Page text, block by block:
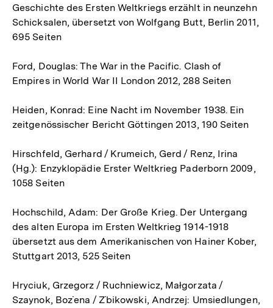
Geschichte des Ersten Weltkriegs erzählt in neunzehn
Schicksalen, übersetzt von Wolfgang Butt, Berlin 2011,
695 Seiten
Ford, Douglas: The War in the Pacific. Clash of
Empires in World War II London 2012, 288 Seiten
Heiden, Konrad: Eine Nacht im November 1938. Ein
zeitgenössischer Bericht Göttingen 2013, 190 Seiten
Hirschfeld, Gerhard / Krumeich, Gerd / Renz, Irina
(Hg.): Enzyklopädie Erster Weltkrieg Paderborn 2009,
1058 Seiten
Hochschild, Adam: Der Große Krieg. Der Untergang
des alten Europa im Ersten Weltkrieg 1914-1918
übersetzt aus dem Amerikanischen von Hainer Kober,
Stuttgart 2013, 525 Seiten
Hryciuk, Grzegorz / Ruchniewicz, Małgorzata /
Szaynok, Boz˙ena / Z˙bikowski, Andrzej: Umsiedlungen,